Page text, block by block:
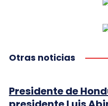
Otras noticias
Presidente de